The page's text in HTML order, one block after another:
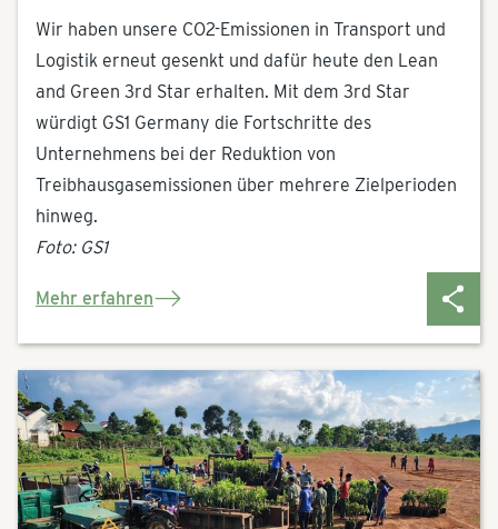
Wir haben unsere CO2-Emissionen in Transport und
Logistik erneut gesenkt und dafür heute den Lean
and Green 3rd Star erhalten. Mit dem 3rd Star
würdigt GS1 Germany die Fortschritte des
Unternehmens bei der Reduktion von
Treibhausgasemissionen über mehrere Zielperioden
hinweg.
Foto: GS1
Mehr erfahren